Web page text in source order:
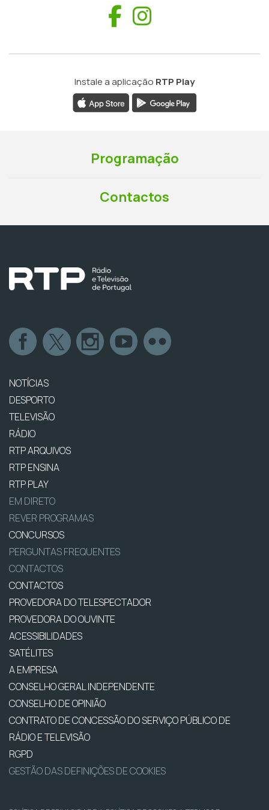
Facebook
Instale a aplicação RTP Play
Programação
Contactos
NOTÍCIAS
DESPORTO
TELEVISÃO
RÁDIO
RTP ARQUIVOS
RTP ENSINA
RTP PLAY
EM DIRETO
REVER PROGRAMAS
CONCURSOS
PERGUNTAS FREQUENTES
CONTACTOS
CONTACTOS
PROVEDORA DO TELESPECTADOR
PROVEDORA DO OUVINTE
ACESSIBILIDADES
SATÉLITES
A EMPRESA
CONSELHO GERAL INDEPENDENTE
CONSELHO DE OPINIÃO
CONTRATO DE CONCESSÃO DO SERVIÇO PÚBLICO DE
RÁDIO E TELEVISÃO
RGPD
GESTÃO DAS DEFINIÇÕES DE COOKIES